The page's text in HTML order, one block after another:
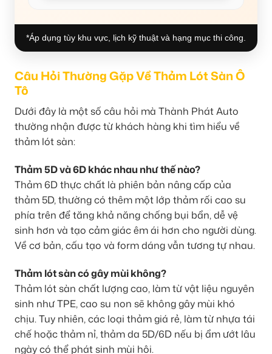
*Áp dụng tùy khu vực, lịch kỹ thuật và hạng mục thi công.
Câu Hỏi Thường Gặp Về Thảm Lót Sàn Ô
Tô
Dưới đây là một số câu hỏi mà Thành Phát Auto
thường nhận được từ khách hàng khi tìm hiểu về
thảm lót sàn:
Thảm 5D và 6D khác nhau như thế nào?
Thảm 6D thực chất là phiên bản nâng cấp của
thảm 5D, thường có thêm một lớp thảm rối cao su
phía trên để tăng khả năng chống bụi bẩn, dễ vệ
sinh hơn và tạo cảm giác êm ái hơn cho người dùng.
Về cơ bản, cấu tạo và form dáng vẫn tương tự nhau.
Thảm lót sàn có gây mùi không?
Thảm lót sàn chất lượng cao, làm từ vật liệu nguyên
sinh như TPE, cao su non sẽ không gây mùi khó
chịu. Tuy nhiên, các loại thảm giá rẻ, làm từ nhựa tái
chế hoặc thảm nỉ, thảm da 5D/6D nếu bị ẩm ướt lâu
ngày có thể phát sinh mùi hôi.